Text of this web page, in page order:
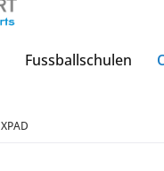
Fussballschulen
XPAD